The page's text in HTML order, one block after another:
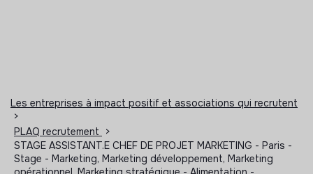
Les entreprises à impact positif et associations qui recrutent
>
PLAQ recrutement
>
STAGE ASSISTANT.E CHEF DE PROJET MARKETING - Paris -
Stage - Marketing, Marketing développement, Marketing